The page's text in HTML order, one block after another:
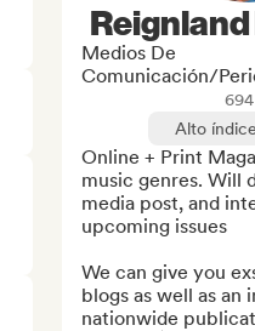
Medios De
Comunicación/
694
Alto
Online + Print
music genres. Will
media post, and
upcoming issues
We can give you
blogs as well as an
nationwide